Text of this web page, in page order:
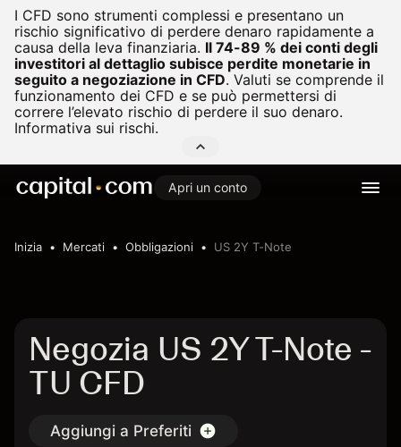
I CFD sono strumenti complessi e presentano un
rischio significativo di perdere denaro rapidamente a
causa della leva finanziaria. Il 74-89 % dei conti degli
investitori al dettaglio subisce perdite monetarie in
seguito a negoziazione in CFD. Valuti se comprende il
funzionamento dei CFD e se può permettersi di
correre l’elevato rischio di perdere il suo denaro.
Informativa sui rischi.
Apri un conto
Inizia Mercati Obbligazioni US 2Y T-Note
Negozia US 2Y T-Note -
TU CFD
Aggiungi a Preferiti